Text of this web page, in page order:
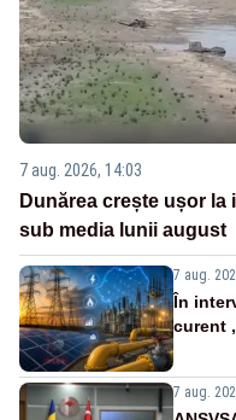
7 aug. 2026, 14:03
Dunărea crește ușor la
sub media lunii august
7 aug.
În
curent
7 aug.